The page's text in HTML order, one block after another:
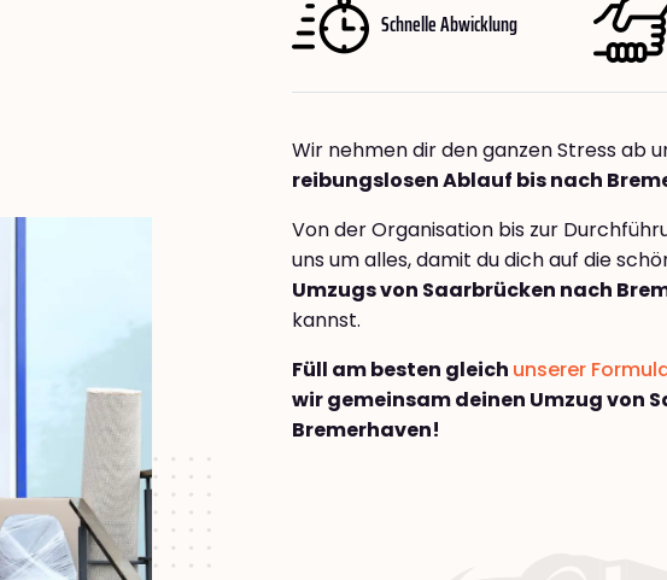
Schnelle Abwicklung
Wir nehmen dir den ganzen Stress ab
reibungslosen Ablauf bis nach
Von der Organisation bis zur
uns um alles, damit du dich auf die
Umzugs von Saarbrücken nach
kannst.
Füll am besten gleich unserer
wir gemeinsam deinen Umzug von
Bremer­haven!